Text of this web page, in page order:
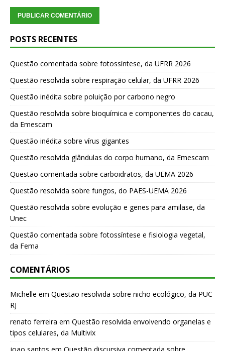
POSTS RECENTES
Questão comentada sobre fotossíntese, da UFRR 2026
Questão resolvida sobre respiração celular, da UFRR 2026
Questão inédita sobre poluição por carbono negro
Questão resolvida sobre bioquímica e componentes do cacau,
da Emescam
Questão inédita sobre vírus gigantes
Questão resolvida glândulas do corpo humano, da Emescam
Questão comentada sobre carboidratos, da UEMA 2026
Questão resolvida sobre fungos, do PAES-UEMA 2026
Questão resolvida sobre evolução e genes para amilase, da
Unec
Questão comentada sobre fotossíntese e fisiologia vegetal,
da Fema
COMENTÁRIOS
Michelle em Questão resolvida sobre nicho ecológico, da PUC
RJ
renato ferreira em Questão resolvida envolvendo organelas e
tipos celulares, da Multivix